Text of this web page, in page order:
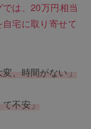
は、20万円相当
宅に取り寄せて
、時間がない」
不安」